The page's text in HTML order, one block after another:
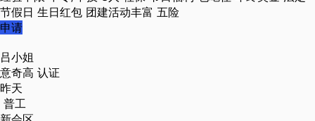
节假日 生日红包 团建活动丰富 五险
申请
吕小姐
意奇高 认证
昨天
普工